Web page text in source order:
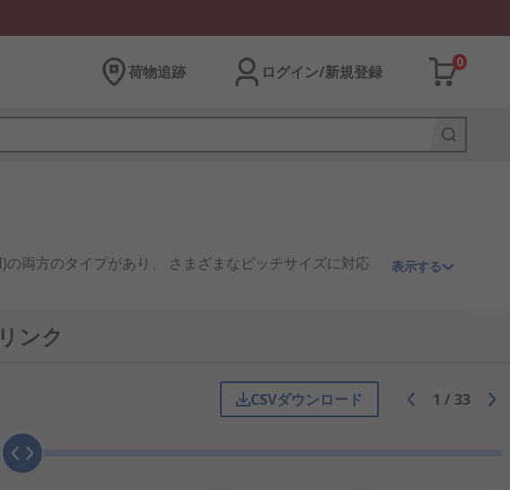
荷物追跡 ログイン/新規登録
0
両方のタイプがあり、 さまざまなピッチサイズに対応
れています。各ブッシュは、自由に回転するローラー
られます。このタイプのリンクであれば、最適な安全
表示する
ンク
CSVダウンロード 1 / 33